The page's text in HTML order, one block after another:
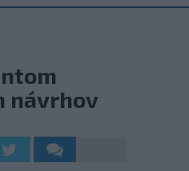
návrhov